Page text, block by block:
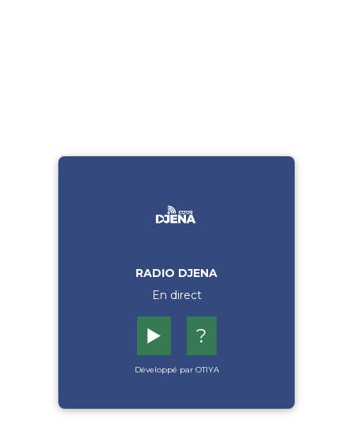
RADIO DJENA
En direct
▶️ ?
Développé par OTIYA